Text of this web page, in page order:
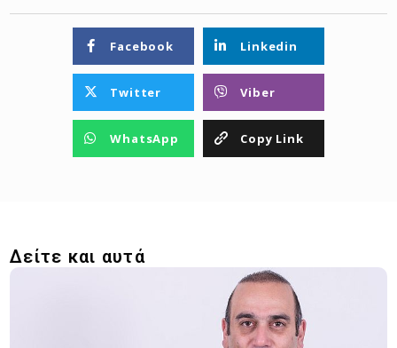
Facebook Linkedin
Twitter Viber
WhatsApp Copy Link
Δείτε και αυτά